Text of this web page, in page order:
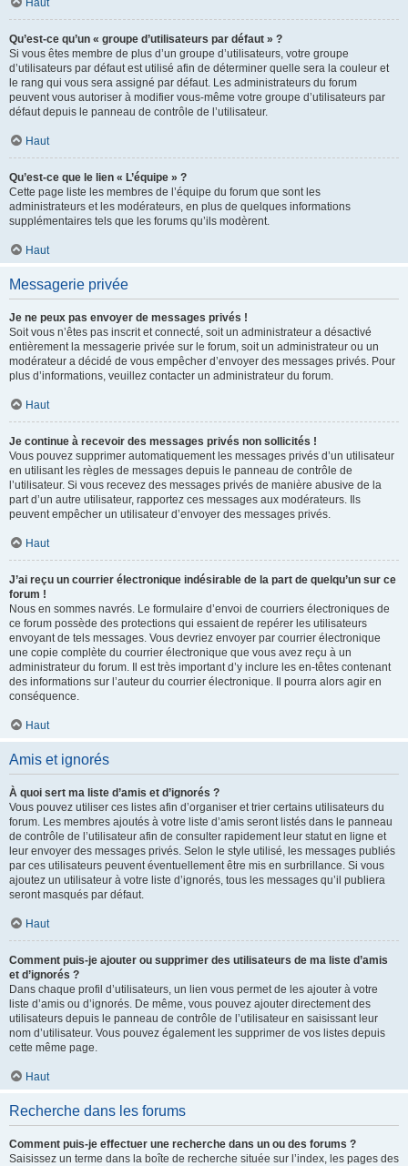
Haut
Qu’est-ce qu’un « groupe d’utilisateurs par défaut » ?
Si vous êtes membre de plus d’un groupe d’utilisateurs, votre groupe
d’utilisateurs par défaut est utilisé afin de déterminer quelle sera la couleur et
le rang qui vous sera assigné par défaut. Les administrateurs du forum
peuvent vous autoriser à modifier vous-même votre groupe d’utilisateurs par
défaut depuis le panneau de contrôle de l’utilisateur.
Haut
Qu’est-ce que le lien « L’équipe » ?
Cette page liste les membres de l’équipe du forum que sont les
administrateurs et les modérateurs, en plus de quelques informations
supplémentaires tels que les forums qu’ils modèrent.
Haut
Messagerie privée
Je ne peux pas envoyer de messages privés !
Soit vous n’êtes pas inscrit et connecté, soit un administrateur a désactivé
entièrement la messagerie privée sur le forum, soit un administrateur ou un
modérateur a décidé de vous empêcher d’envoyer des messages privés. Pour
plus d’informations, veuillez contacter un administrateur du forum.
Haut
Je continue à recevoir des messages privés non sollicités !
Vous pouvez supprimer automatiquement les messages privés d’un utilisateur
en utilisant les règles de messages depuis le panneau de contrôle de
l’utilisateur. Si vous recevez des messages privés de manière abusive de la
part d’un autre utilisateur, rapportez ces messages aux modérateurs. Ils
peuvent empêcher un utilisateur d’envoyer des messages privés.
Haut
J’ai reçu un courrier électronique indésirable de la part de quelqu’un sur ce
forum !
Nous en sommes navrés. Le formulaire d’envoi de courriers électroniques de
ce forum possède des protections qui essaient de repérer les utilisateurs
envoyant de tels messages. Vous devriez envoyer par courrier électronique
une copie complète du courrier électronique que vous avez reçu à un
administrateur du forum. Il est très important d’y inclure les en-têtes contenant
des informations sur l’auteur du courrier électronique. Il pourra alors agir en
conséquence.
Haut
Amis et ignorés
À quoi sert ma liste d’amis et d’ignorés ?
Vous pouvez utiliser ces listes afin d’organiser et trier certains utilisateurs du
forum. Les membres ajoutés à votre liste d’amis seront listés dans le panneau
de contrôle de l’utilisateur afin de consulter rapidement leur statut en ligne et
leur envoyer des messages privés. Selon le style utilisé, les messages publiés
par ces utilisateurs peuvent éventuellement être mis en surbrillance. Si vous
ajoutez un utilisateur à votre liste d’ignorés, tous les messages qu’il publiera
seront masqués par défaut.
Haut
Comment puis-je ajouter ou supprimer des utilisateurs de ma liste d’amis
et d’ignorés ?
Dans chaque profil d’utilisateurs, un lien vous permet de les ajouter à votre
liste d’amis ou d’ignorés. De même, vous pouvez ajouter directement des
utilisateurs depuis le panneau de contrôle de l’utilisateur en saisissant leur
nom d’utilisateur. Vous pouvez également les supprimer de vos listes depuis
cette même page.
Haut
Recherche dans les forums
Comment puis-je effectuer une recherche dans un ou des forums ?
Saisissez un terme dans la boîte de recherche située sur l’index, les pages des